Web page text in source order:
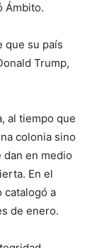
Ámbito.
que su país
Trump,
al tiempo que
colonia sino
dan en medio
En el
catalogó a
de enero.